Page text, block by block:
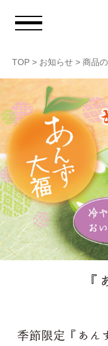
青木屋のおもい
商品情報
店舗情報
採用情報
TOP > お知らせ > 商品
『
季節限定『あ